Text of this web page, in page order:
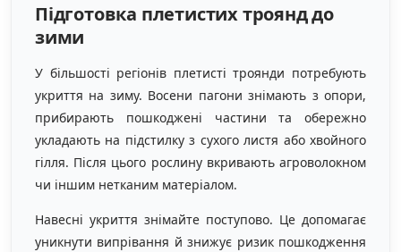
Підготовка плетистих троянд до
зими
У більшості регіонів плетисті троянди потребують
укриття на зиму. Восени пагони знімають з опори,
прибирають пошкоджені частини та обережно
укладають на підстилку з сухого листя або хвойного
гілля. Після цього рослину вкривають агроволокном
чи іншим нетканим матеріалом.
Навесні укриття знімайте поступово. Це допомагає
уникнути випрівання й знижує ризик пошкодження